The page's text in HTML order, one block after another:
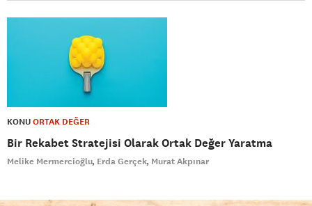
KONUORTAK DEĞER
Bir Rekabet Stratejisi Olarak Ortak Değer Yaratma
Melike Mermercioğlu Erda Gerçek Murat Akpınar